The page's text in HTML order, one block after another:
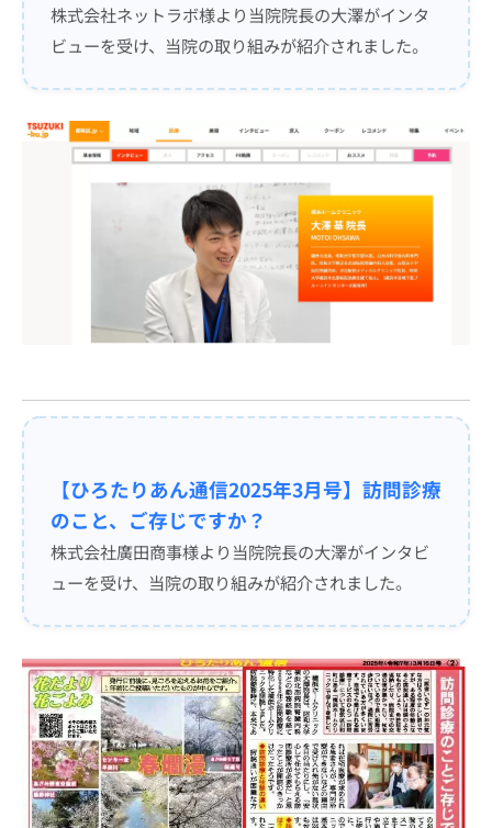
株式会社ネットラボ様より当院院長の大澤がインタ
ビューを受け、当院の取り組みが紹介されました。
【ひろたりあん通信2025年3月号】訪問診療
のこと、ご存じですか？
株式会社廣田商事様より当院院長の大澤がインタビ
ューを受け、当院の取り組みが紹介されました。